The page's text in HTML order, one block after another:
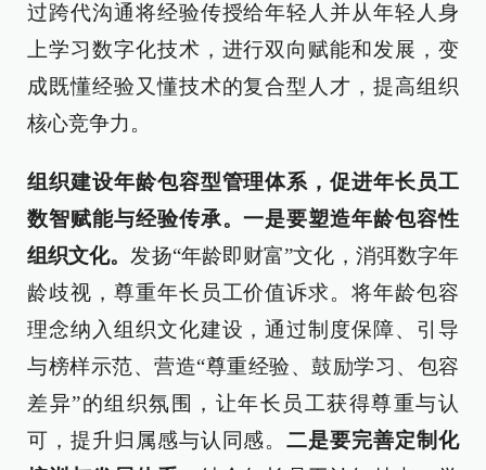
过跨代沟通将经验传授给年轻人并从年轻人身
上学习数字化技术，进行双向赋能和发展，变
成既懂经验又懂技术的复合型人才，提高组织
核心竞争力。
组织建设年龄包容型管理体系，促进年长员工
数智赋能与经验传承。一是要塑造年龄包容性
组织文化。 发扬“年龄即财富”文化，消弭数字年
龄歧视，尊重年长员工价值诉求。将年龄包容
理念纳入组织文化建设，通过制度保障、引导
与榜样示范、营造“尊重经验、鼓励学习、包容
差异”的组织氛围，让年长员工获得尊重与认
可，提升归属感与认同感。二是要完善定制化